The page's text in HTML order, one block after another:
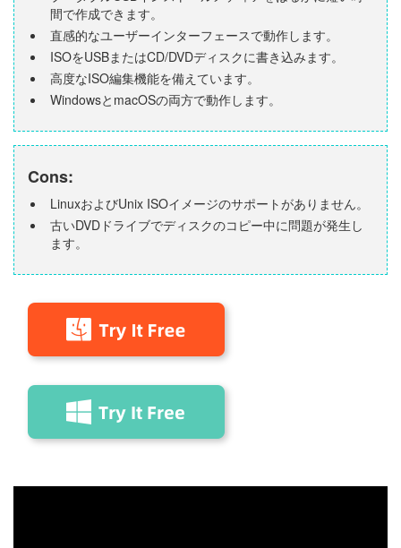
間で作成できます。
直感的なユーザーインターフェースで動作します。
ISOをUSBまたはCD/DVDディスクに書き込みます。
高度なISO編集機能を備えています。
WindowsとmacOSの両方で動作します。
Cons:
LinuxおよびUnix ISOイメージのサポートがありません。
古いDVDドライブでディスクのコピー中に問題が発生し
ます。